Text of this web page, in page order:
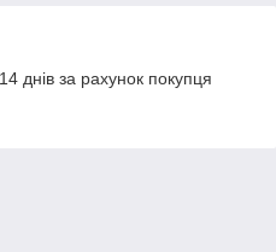
днів за рахунок покупця